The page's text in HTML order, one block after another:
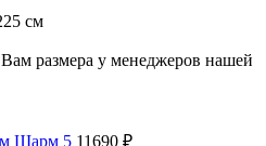
см
размера у менеджеров нашей
Шарм 5 11690 ₽